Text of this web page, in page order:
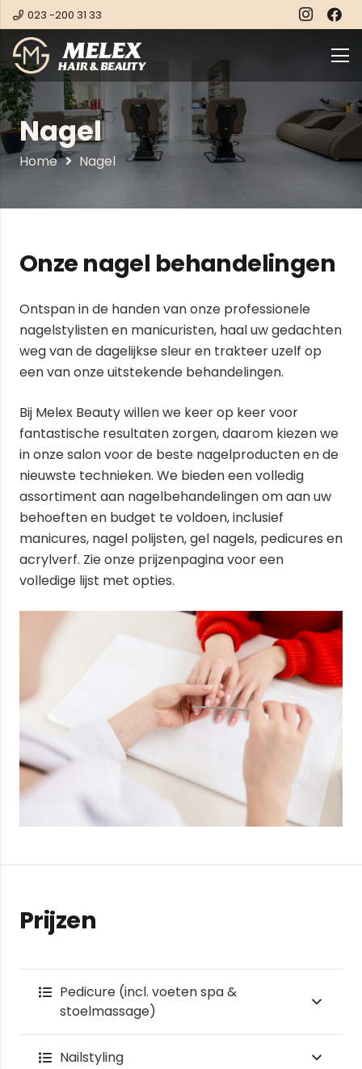
023 -200 31 33
Nagel
Home Nagel
Onze nagel behandelingen
Ontspan in de handen van onze professionele
nagelstylisten en manicuristen, haal uw gedachten
weg van de dagelijkse sleur en trakteer uzelf op
een van onze uitstekende behandelingen.
Bij Melex Beauty willen we keer op keer voor
fantastische resultaten zorgen, daarom kiezen we
in onze salon voor de beste nagelproducten en de
nieuwste technieken. We bieden een volledig
assortiment aan nagelbehandelingen om aan uw
behoeften en budget te voldoen, inclusief
manicures, nagel polijsten, gel nagels, pedicures en
acrylverf. Zie onze prijzenpagina voor een
volledige lijst met opties.
Prijzen
Pedicure (incl. voeten spa &
stoelmassage)
Nailstyling